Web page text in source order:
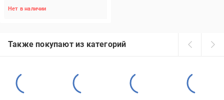
Нет в наличии
Также покупают из категорий